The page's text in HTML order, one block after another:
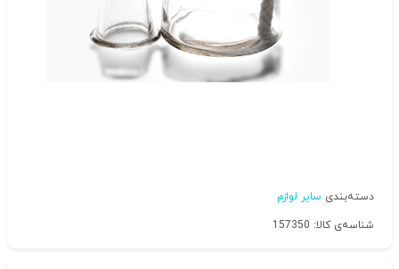
دسته‌بندی سایر لوازم
شناسه‌ی کالا: 157350